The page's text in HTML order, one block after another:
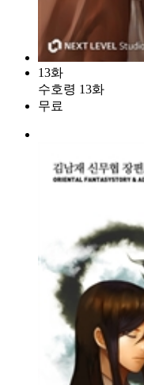
13화
수호령 13화
무료